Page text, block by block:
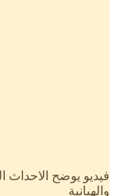
فيديو يوضح الاحداث
والهبانية